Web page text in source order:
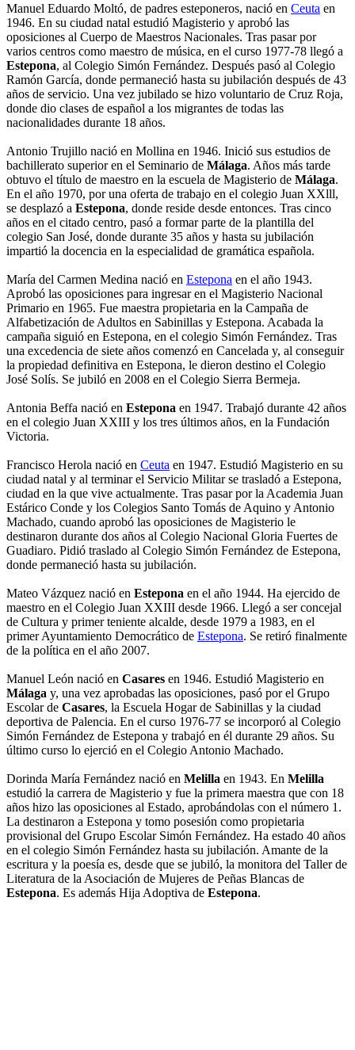
Manuel Eduardo Moltó, de padres esteponeros, nació en Ceuta en
1946. En su ciudad natal estudió Magisterio y aprobó las
oposiciones al Cuerpo de Maestros Nacionales. Tras pasar por
varios centros como maestro de música, en el curso 1977-78 llegó a
Estepona, al Colegio Simón Fernández. Después pasó al Colegio
Ramón García, donde permaneció hasta su jubilación después de 43
años de servicio. Una vez jubilado se hizo voluntario de Cruz Roja,
donde dio clases de español a los migrantes de todas las
nacionalidades durante 18 años.
Antonio Trujillo nació en Mollina en 1946. Inició sus estudios de
bachillerato superior en el Seminario de Málaga. Años más tarde
obtuvo el título de maestro en la escuela de Magisterio de Málaga.
En el año 1970, por una oferta de trabajo en el colegio Juan XXlll,
se desplazó a Estepona, donde reside desde entonces. Tras cinco
años en el citado centro, pasó a formar parte de la plantilla del
colegio San José, donde durante 35 años y hasta su jubilación
impartió la docencia en la especialidad de gramática española.
María del Carmen Medina nació en Estepona en el año 1943.
Aprobó las oposiciones para ingresar en el Magisterio Nacional
Primario en 1965. Fue maestra propietaria en la Campaña de
Alfabetización de Adultos en Sabinillas y Estepona. Acabada la
campaña siguió en Estepona, en el colegio Simón Fernández. Tras
una excedencia de siete años comenzó en Cancelada y, al conseguir
la propiedad definitiva en Estepona, le dieron destino el Colegio
José Solís. Se jubiló en 2008 en el Colegio Sierra Bermeja.
Antonia Beffa nació en Estepona en 1947. Trabajó durante 42 años
en el colegio Juan XXIII y los tres últimos años, en la Fundación
Victoria.
Francisco Herola nació en Ceuta en 1947. Estudió Magisterio en su
ciudad natal y al terminar el Servicio Militar se trasladó a Estepona,
ciudad en la que vive actualmente. Tras pasar por la Academia Juan
Estárico Conde y los Colegios Santo Tomás de Aquino y Antonio
Machado, cuando aprobó las oposiciones de Magisterio le
destinaron durante dos años al Colegio Nacional Gloria Fuertes de
Guadiaro. Pidió traslado al Colegio Simón Fernández de Estepona,
donde permaneció hasta su jubilación.
Mateo Vázquez nació en Estepona en el año 1944. Ha ejercido de
maestro en el Colegio Juan XXIII desde 1966. Llegó a ser concejal
de Cultura y primer teniente alcalde, desde 1979 a 1983, en el
primer Ayuntamiento Democrático de Estepona. Se retiró finalmente
de la política en el año 2007.
Manuel León nació en Casares en 1946. Estudió Magisterio en
Málaga y, una vez aprobadas las oposiciones, pasó por el Grupo
Escolar de Casares, la Escuela Hogar de Sabinillas y la ciudad
deportiva de Palencia. En el curso 1976-77 se incorporó al Colegio
Simón Fernández de Estepona y trabajó en él durante 29 años. Su
último curso lo ejerció en el Colegio Antonio Machado.
Dorinda María Fernández nació en Melilla en 1943. En Melilla
estudió la carrera de Magisterio y fue la primera maestra que con 18
años hizo las oposiciones al Estado, aprobándolas con el número 1.
La destinaron a Estepona y tomo posesión como propietaria
provisional del Grupo Escolar Simón Fernández. Ha estado 40 años
en el colegio Simón Fernández hasta su jubilación. Amante de la
escritura y la poesía es, desde que se jubiló, la monitora del Taller de
Literatura de la Asociación de Mujeres de Peñas Blancas de
Estepona. Es además Hija Adoptiva de Estepona.